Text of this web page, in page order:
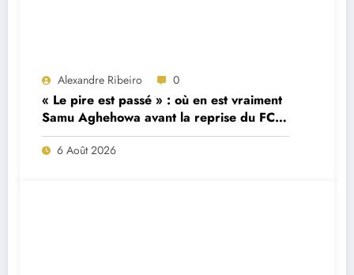
Alexandre Ribeiro 0
« Le pire est passé » : où en est vraiment
Samu Aghehowa avant la reprise du FC
Porto ?
6 Août 2026